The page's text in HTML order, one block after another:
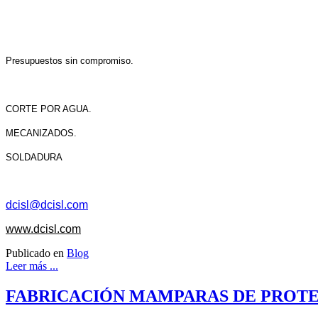
Presupuestos sin compromiso.
CORTE POR AGUA.
MECANIZADOS.
SOLDADURA
dcisl@dcisl.com
www.dcisl.com
Publicado en Blog
Leer más ...
FABRICACIÓN MAMPARAS DE